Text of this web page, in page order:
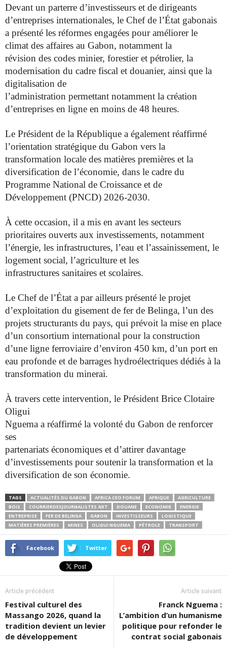
Devant un parterre d’investisseurs et de dirigeants
d’entreprises internationales, le Chef de l’État gabonais
a présenté les réformes engagées pour améliorer le
climat des affaires au Gabon, notamment la
révision des codes minier, forestier et pétrolier, la
modernisation du cadre fiscal et douanier, ainsi que la
digitalisation de
l’administration permettant notamment la création
d’entreprises en ligne en moins de 48 heures.
Le Président de la République a également réaffirmé
l’orientation stratégique du Gabon vers la
transformation locale des matières premières et la
diversification de l’économie, dans le cadre du
Programme National de Croissance et de
Développement (PNCD) 2026-2030.
À cette occasion, il a mis en avant les secteurs
prioritaires ouverts aux investissements, notamment
l’énergie, les infrastructures, l’eau et l’assainissement, le
logement social, l’agriculture et les
infrastructures sanitaires et scolaires.
Le Chef de l’État a par ailleurs présenté le projet
d’exploitation du gisement de fer de Belinga, l’un des
projets structurants du pays, qui prévoit la mise en place
d’un consortium international pour la construction
d’une ligne ferroviaire d’environ 450 km, d’un port en
eau profonde et de barrages hydroélectriques dédiés à la
transformation du minerai.
À travers cette intervention, le Président Brice Clotaire
Oligui
Nguema a réaffirmé la volonté du Gabon de renforcer
ses
partenariats économiques et d’attirer davantage
d’investissements pour soutenir la transformation et la
diversification de son économie.
TAGS ACTUALITÉS DU GABON AFRICA CEO FORUM AFRIQUE
AGRICULTURE
BOIS
COURRIERDESJOURNALISTES.NET DOUANE ECONOMIE
ENERGIE
ENTREPRISE
FER DE BELINGA GABON INVESTISSEURS
LOGISTIQUE
MATIÈRES PREMIÈRES
MINES OLIGUI NGUEMA PÉTROLE TRANSPORT
Facebook Twitter
Article précédent
Festival culturel des
Massango 2026, quand la
tradition devient un levier
de développement
Article suivant
Franck Nguema :
L’ambition d’un humanisme
politique pour refonder le
contrat social gabonais